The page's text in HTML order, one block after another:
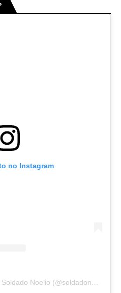
no Instagram
Um post compartilhado por Soldado Noelio (@soldadonoelio)